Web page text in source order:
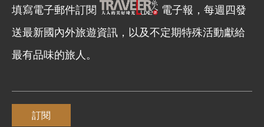
填寫電子郵件訂閱
電子報，每週四發
送最新國內外旅遊資訊，以及不定期特殊活動獻給
最有品味的旅人。
訂閱